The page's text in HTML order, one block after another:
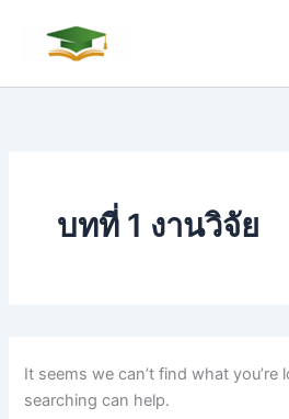
บทที่ 1 งานวิจัย
It seems we can’t find what you’re
searching can help.
for: